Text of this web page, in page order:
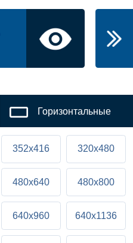
Горизонтальные
352x416 320x480
480x640 480x800
640x960 640x1136